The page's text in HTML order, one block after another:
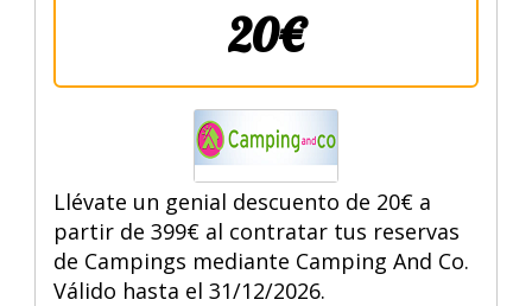
20€
Llévate un genial descuento de 20€ a
partir de 399€ al contratar tus reservas
de Campings mediante Camping And Co.
Válido hasta el 31/12/2026.